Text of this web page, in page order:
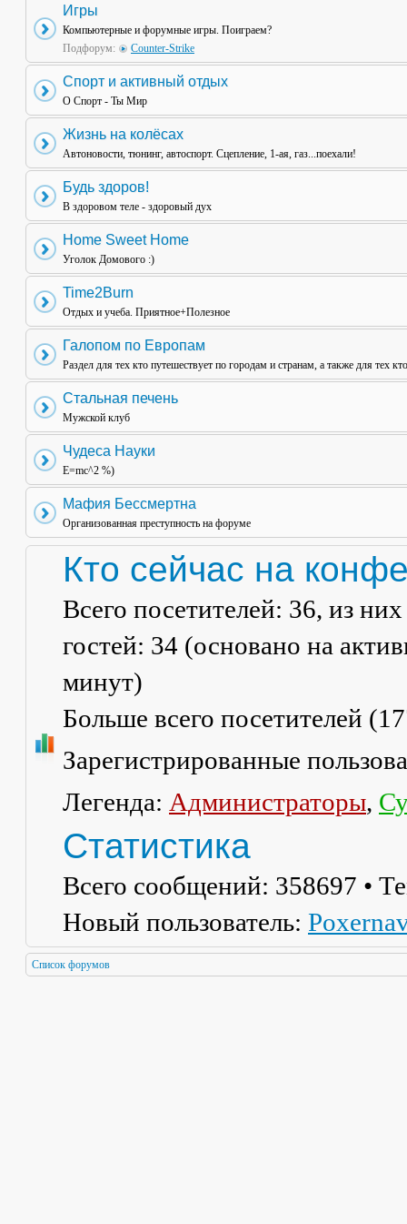
Игры
Компьютерные и форумные игры. Поиграем?
Подфорум:
Counter-Strike
Спорт и активный отдых
О Спорт - Ты Мир
Жизнь на колёсах
Автоновости, тюнинг, автоспорт. Сцепление, 1-ая, газ...поехали!
Будь здоров!
В здоровом теле - здоровый дух
Home Sweet Home
Уголок Домового :)
Time2Burn
Отдых и учеба. Приятное+Полезное
Галопом по Европам
Раздел для тех кто путешествует по городам и странам, а также для тех
Стальная печень
Мужской клуб
Чудеса Науки
E=mc^2 %)
Мафия Бессмертна
Организованная преступность на форуме
Кто сейчас на
Всего посетителей: 36, из
гостей: 34 (основано на
минут)
Больше всего посетителей (
Зарегистрированные
Легенда: Администраторы,
Статистика
Всего сообщений: 358697 •
Новый пользователь:
Список форумов